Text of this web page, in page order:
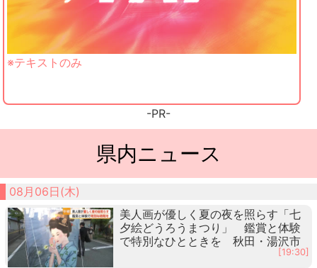
※テキストのみ
-PR-
県内ニュース
08月06日(木)
美人画が優しく夏の夜を照らす「七
夕絵どうろうまつり」 鑑賞と体験
で特別なひとときを 秋田・湯沢市
[19:30]